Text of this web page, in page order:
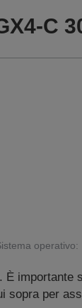
C
operativo:
sopra per